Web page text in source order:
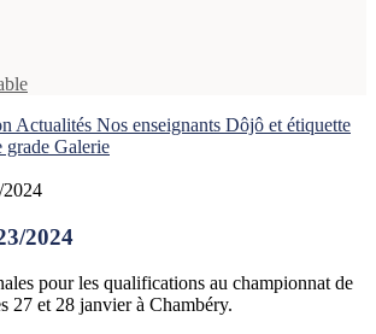
Actualités Nos enseignants Dôjô et étiquette
grade Galerie
2024
pour les qualifications au championnat de
27 et 28 janvier à Chambéry.